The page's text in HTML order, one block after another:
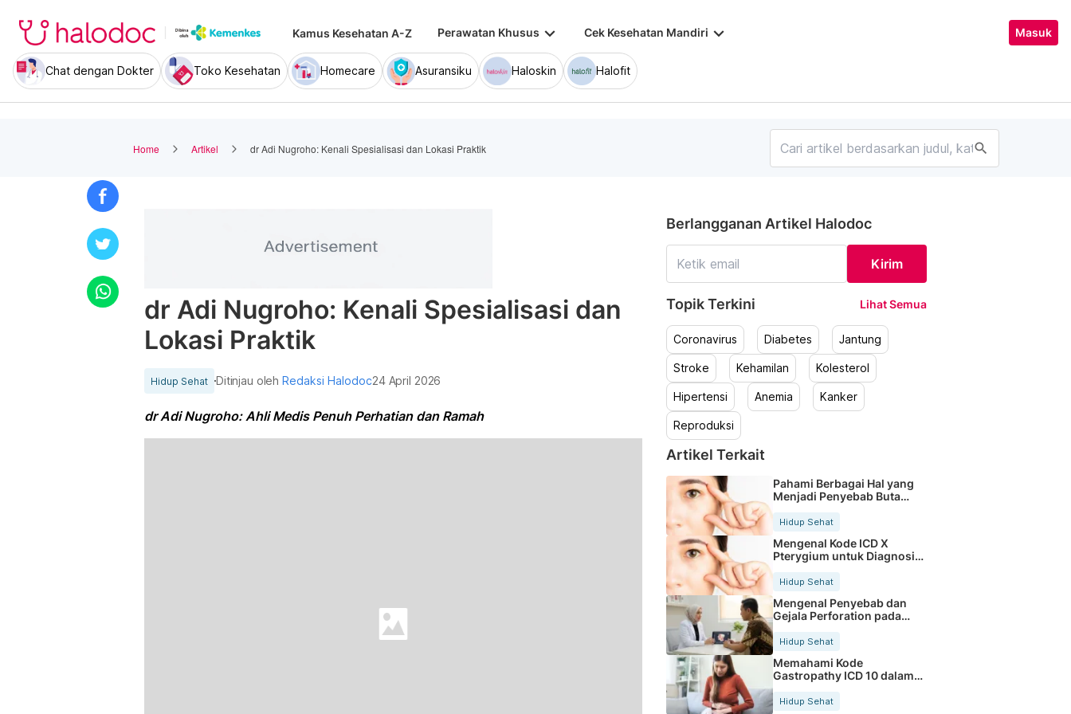
Kamus Kesehatan A-Z Perawatan Khusus keyboard_arrow_down Cek Kesehatan Mandiri keyboard_arrow_down Masuk
Chat dengan Dokter Toko Kesehatan Homecare Asuransiku Haloskin Halofit
Home Artikel dr Adi Nugroho: Kenali Spesialisasi dan Lokasi Praktik search
dr Adi Nugroho: Kenali Spesialisasi dan
Lokasi Praktik
Hidup Sehat Ditinjau olehRedaksi Halodoc24 April 2026
dr Adi Nugroho: Ahli Medis Penuh Perhatian dan Ramah
Berlangganan Artikel Halodoc
Kirim
Topik Terkini Lihat Semua
Coronavirus Diabetes Jantung
Stroke Kehamilan Kolesterol
Hipertensi Anemia Kanker
Reproduksi
Artikel Terkait
Pahami Berbagai Hal yang
Menjadi Penyebab Buta
Hidup Sehat
Mengenal Kode ICD X
Pterygium untuk Diagnosis
Hidup Sehat
Mengenal Penyebab dan
Gejala Perforation pada
Tubuh
Hidup Sehat
Memahami Kode
Gastropathy ICD 10 dalam
Rekam Medis Pasien
Hidup Sehat